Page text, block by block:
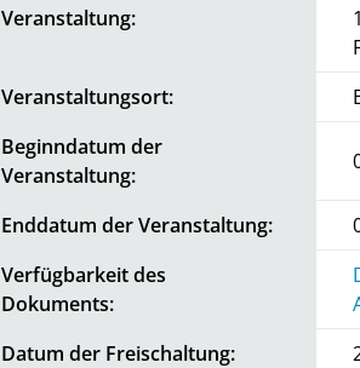
Veranstaltung:
Veranstaltungsort:
Beginndatum der
Veranstaltung:
Enddatum der Veranstaltung:
Verfügbarkeit des
Dokuments:
Datum der Freischaltung: